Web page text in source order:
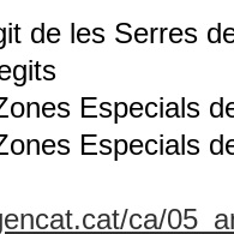
de les Serres
Especials
Especials
ca/